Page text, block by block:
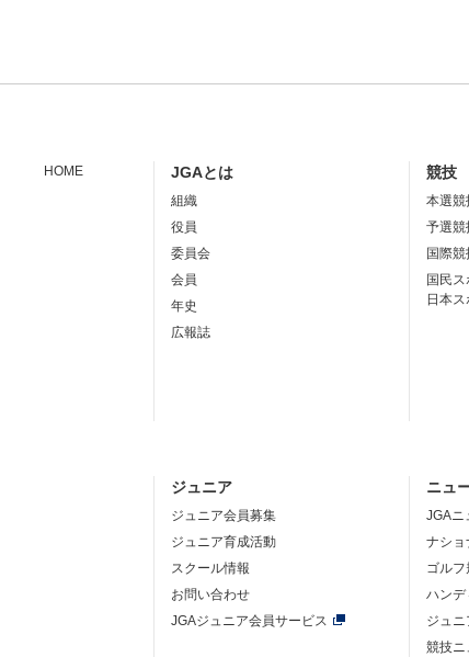
HOME JGAとは
組織
役員
委員会
会員
年史
広報誌
競技
本選競
予選競
国際競
国民ス
日本
ジュニア
ジュニア会員募集
ジュニア育成活動
スクール情報
お問い合わせ
JGAジュニア会員サービス
ニュ
JGAニ
ナショ
ゴル
ハンデ
ジュニ
競技ニ